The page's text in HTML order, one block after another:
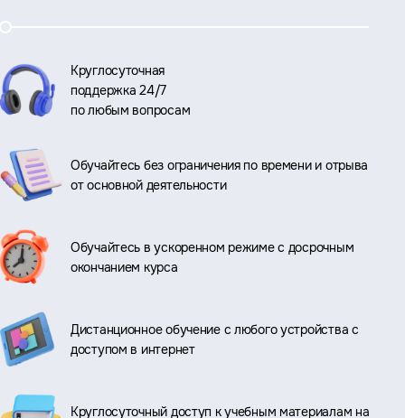
Круглосуточная
поддержка 24/7
по любым вопросам
Обучайтесь без ограничения по времени и отрыва
от основной деятельности
Обучайтесь в ускоренном режиме с досрочным
окончанием курса
Дистанционное обучение с любого устройства с
доступом в интернет
Круглосуточный доступ к учебным материалам на